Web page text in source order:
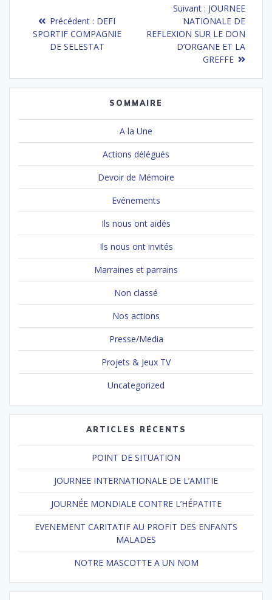
l’article
Précédent : Article
précédent
:
DEFI
SPORTIF COMPAGNIE
DE SELESTAT
Suivant : Article
suivant
:
JOURNEE
NATIONALE DE
REFLEXION SUR LE DON
D’ORGANE ET LA
GREFFE
SOMMAIRE
A la Une
Actions délégués
Devoir de Mémoire
Evénements
Ils nous ont aidés
Ils nous ont invités
Marraines et parrains
Non classé
Nos actions
Presse/Media
Projets & Jeux TV
Uncategorized
ARTICLES RÉCENTS
POINT DE SITUATION
JOURNEE INTERNATIONALE DE L’AMITIE
JOURNÉE MONDIALE CONTRE L’HÉPATITE
EVENEMENT CARITATIF AU PROFIT DES ENFANTS
MALADES
NOTRE MASCOTTE A UN NOM